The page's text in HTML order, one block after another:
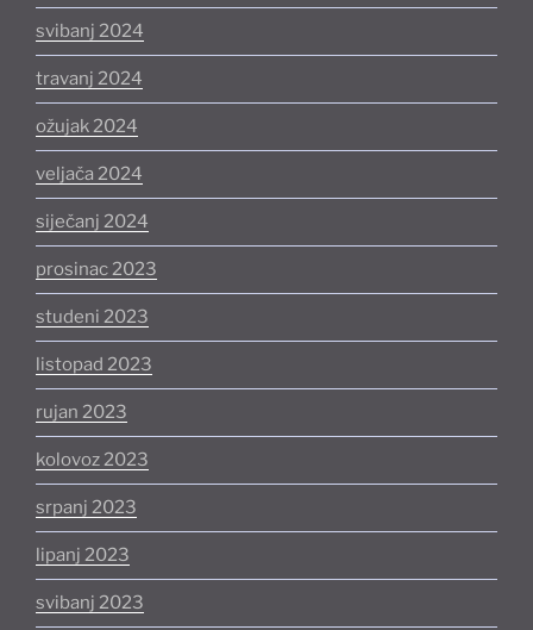
svibanj 2024
travanj 2024
ožujak 2024
veljača 2024
siječanj 2024
prosinac 2023
studeni 2023
listopad 2023
rujan 2023
kolovoz 2023
srpanj 2023
lipanj 2023
svibanj 2023